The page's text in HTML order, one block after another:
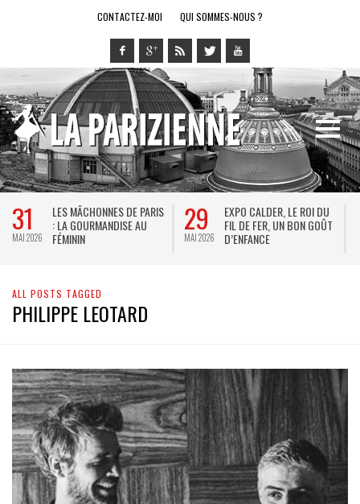
CONTACTEZ-MOI QUI SOMMES-NOUS ?
31
MAI 2026
LES MÂCHONNES DE PARIS
: LA GOURMANDISE AU
FÉMININ
29
MAI 2026
EXPO CALDER, LE ROI DU
FIL DE FER, UN BON GOÛT
D’ENFANCE
ALL POSTS TAGGED
PHILIPPE LEOTARD